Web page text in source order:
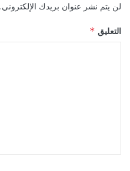
لن يتم نشر عنوان بريدك الإلكتروني.
التعليق *